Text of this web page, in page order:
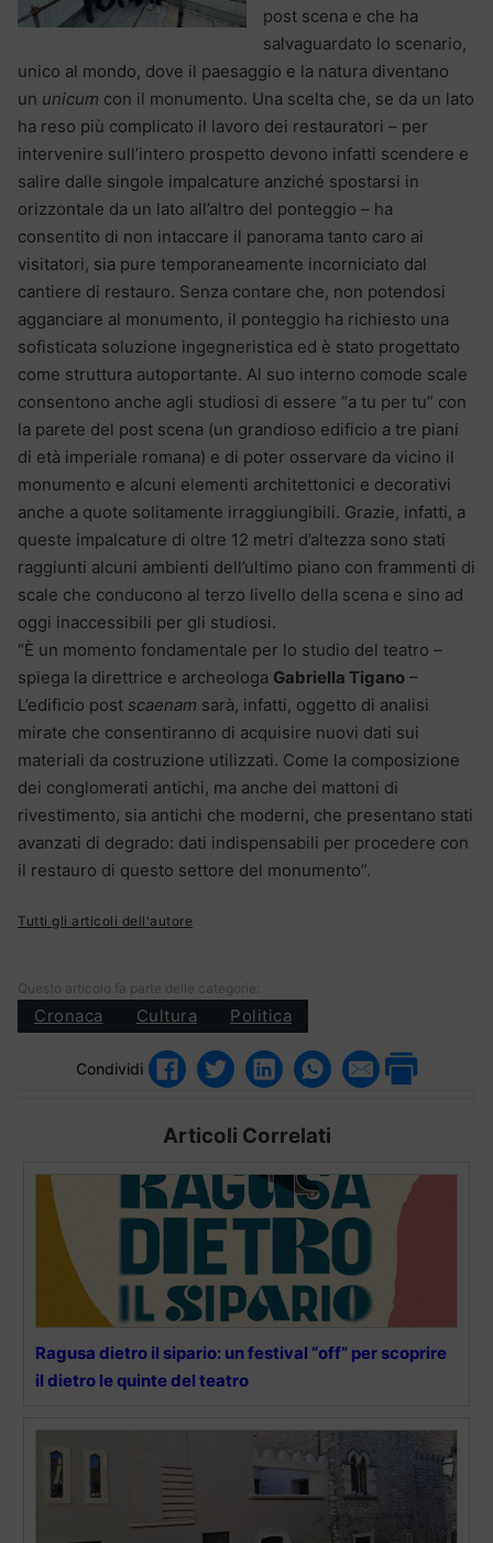
post scena e che ha
salvaguardato lo scenario,
unico al mondo, dove il paesaggio e la natura diventano
un unicum con il monumento. Una scelta che, se da un lato
ha reso più complicato il lavoro dei restauratori – per
intervenire sull’intero prospetto devono infatti scendere e
salire dalle singole impalcature anziché spostarsi in
orizzontale da un lato all’altro del ponteggio – ha
consentito di non intaccare il panorama tanto caro ai
visitatori, sia pure temporaneamente incorniciato dal
cantiere di restauro. Senza contare che, non potendosi
agganciare al monumento, il ponteggio ha richiesto una
sofisticata soluzione ingegneristica ed è stato progettato
come struttura autoportante. Al suo interno comode scale
consentono anche agli studiosi di essere “a tu per tu” con
la parete del post scena (un grandioso edificio a tre piani
di età imperiale romana) e di poter osservare da vicino il
monumento e alcuni elementi architettonici e decorativi
anche a quote solitamente irraggiungibili. Grazie, infatti, a
queste impalcature di oltre 12 metri d’altezza sono stati
raggiunti alcuni ambienti dell’ultimo piano con frammenti di
scale che conducono al terzo livello della scena e sino ad
oggi inaccessibili per gli studiosi.
“È un momento fondamentale per lo studio del teatro –
spiega la direttrice e archeologa Gabriella Tigano –
L’edificio post scaenam sarà, infatti, oggetto di analisi
mirate che consentiranno di acquisire nuovi dati sui
materiali da costruzione utilizzati. Come la composizione
dei conglomerati antichi, ma anche dei mattoni di
rivestimento, sia antichi che moderni, che presentano stati
avanzati di degrado: dati indispensabili per procedere con
il restauro di questo settore del monumento”.
Tutti gli articoli dell'autore
Questo articolo fa parte delle categorie:
Cronaca Cultura Politica
Condividi
Articoli Correlati
Ragusa dietro il sipario: un festival “off” per scoprire
il dietro le quinte del teatro